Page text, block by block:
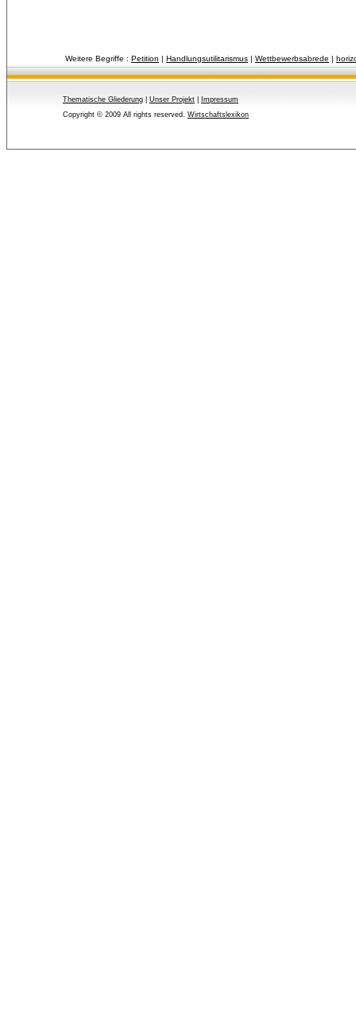
Weitere Begriffe : Petition | Handlungsutilitarismus | Wettbewerbsabrede |
Thematische Gliederung Unser Projekt
Impressum
Copyright © 2009 All rights reserved. Wirtschaftslexikon